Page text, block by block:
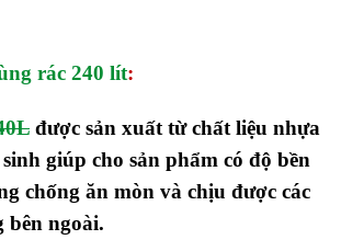
rác 240 lít:
được sản xuất từ chất liệu nhựa
giúp cho sản phẩm có độ bền
chống ăn mòn và chịu được các
bên ngoài.